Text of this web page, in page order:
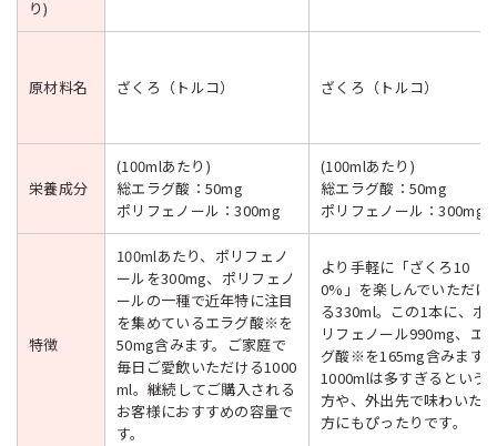
り)
原材料名 ざくろ（トルコ） ざくろ（トルコ）
栄養成分
(100mlあたり)
総エラグ酸：50mg
ポリフェノール：300mg
(100mlあたり)
総エラグ酸：50mg
ポリフェノール：300mg
特徴
100mlあたり、ポリフェノ
ールを300mg、ポリフェノ
ールの一種で近年特に注目
を集めているエラグ酸※を
50mg含みます。ご家庭で
毎日ご愛飲いただける1000
ml。継続してご購入される
お客様におすすめの容量で
す。
より手軽に「ざくろ10
0%」を楽しんでいただけ
る330ml。この1本に、ポ
リフェノール990mg、エ
グ酸※を165mg含みます
1000mlは多すぎるという
方や、外出先で味わいたい
方にもぴったりです。